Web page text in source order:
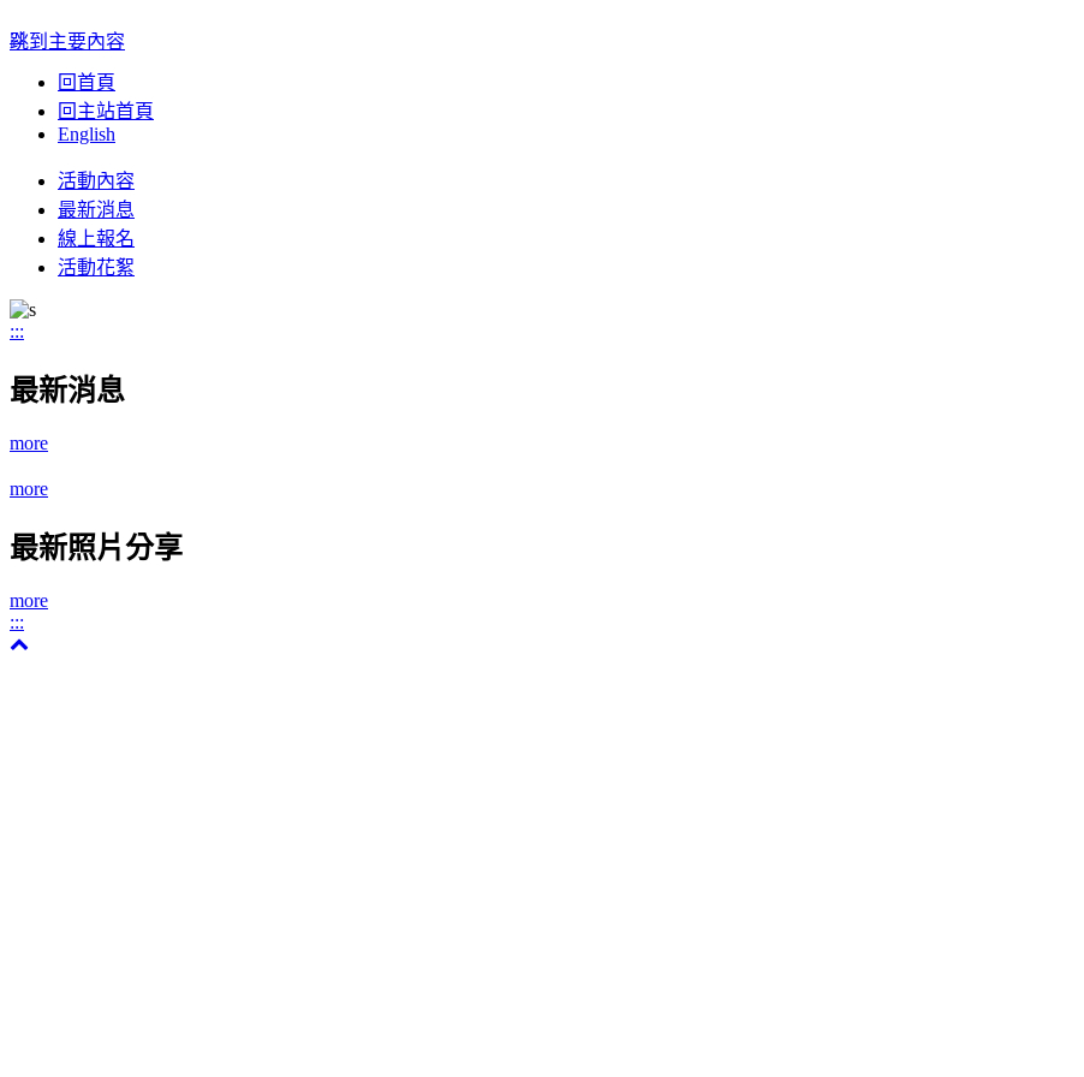
跳到主要內容
:::
回首頁
回主站首頁
English
Toggle
navigation
活動內容
最新消息
線上報名
活動花絮
:::
最新消息
more
more
最新照片分享
more
:::